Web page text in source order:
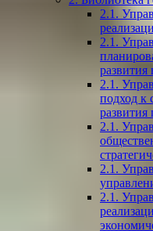
2.1.
2.1.
2.1.
подход к
развития
2.1.
2.1.
2.1.